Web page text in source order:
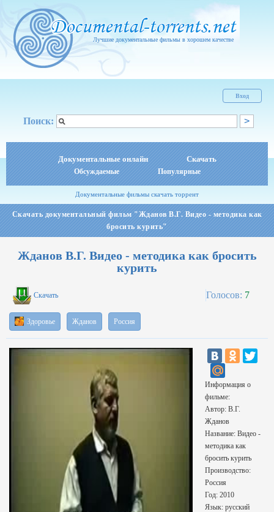
Лучшие документальные фильмы в хорошем качестве
Вход
Поиск:
Документальные онлайн Скачать
Обсуждаемые Популярные
Документальные фильмы скачать торрент
Скачать документальный фильм "Жданов В.Г. Видео - методика как
бросить курить"
Жданов В.Г. Видео - методика как бросить
курить
Скачать Голосов: 7
Здоровье Жданов Россия
Информация о
фильме:
Автор: В.Г.
Жданов
Название: Видео -
методика как
бросить курить
Производство:
Россия
Год: 2010
Язык: русский